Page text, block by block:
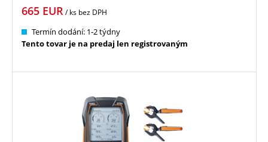
665 EUR/ ks bez DPH
Termín dodání: 1-2 týdny
Tento tovar je na predaj len registrovaným